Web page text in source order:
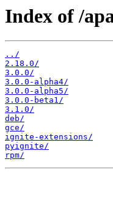
Index of /
../
2.18.0/
3.0.0/
3.0.0-alpha4/
3.0.0-alpha5/
3.0.0-beta1/
3.1.0/
deb/
gce/
ignite-extensions/
pyignite/
rpm/